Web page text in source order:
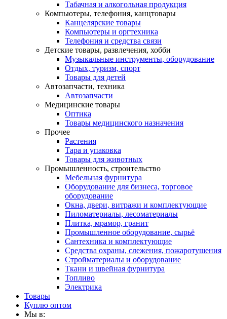
Табачная и алкогольная продукция
Компьютеры, телефония, канцтовары
Канцелярские товары
Компьютеры и оргтехника
Телефония и средства связи
Детские товары, развлечения, хобби
Музыкальные инструменты, оборудование
Отдых, туризм, спорт
Товары для детей
Автозапчасти, техника
Автозапчасти
Медицинские товары
Оптика
Товары медицинского назначения
Прочее
Растения
Тара и упаковка
Товары для животных
Промышленность, строительство
Мебельная фурнитура
Оборудование для бизнеса, торговое
оборудование
Окна, двери, витражи и комплектующие
Пиломатериалы, лесоматериалы
Плитка, мрамор, гранит
Промышленное оборудование, сырьё
Сантехника и комплектующие
Средства охраны, слежения, пожаротушения
Стройматериалы и оборудование
Ткани и швейная фурнитура
Топливо
Электрика
Товары
Куплю оптом
Мы в: